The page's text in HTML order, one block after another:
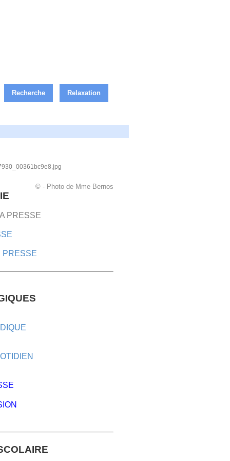
Recherche Relaxation
© - Photo de Mme Bernos
PRESSE
PRESSE